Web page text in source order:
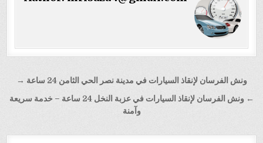
تصفّح
المقالات
ونش الفرسان لإنقاذ السيارات في مدينة نصر الحي الثامن 24 ساعة →
← ونش الفرسان لإنقاذ السيارات في عزبة النخل 24 ساعة – خدمة سريعة
وآمنة